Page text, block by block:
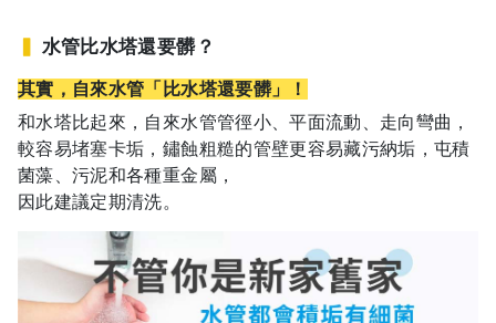
▍ 水管比水塔還要髒？
其實，自來水管「比水塔還要髒」！
和水塔比起來，自來水管管徑小、平面流動、走向彎曲，
較容易堵塞卡垢，鏽蝕粗糙的管壁更容易藏污納垢，屯積
菌藻、污泥和各種重金屬，
因此建議定期清洗。